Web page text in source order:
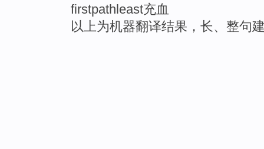
firstpathleast充血
以上为机器翻译结果，长、整句